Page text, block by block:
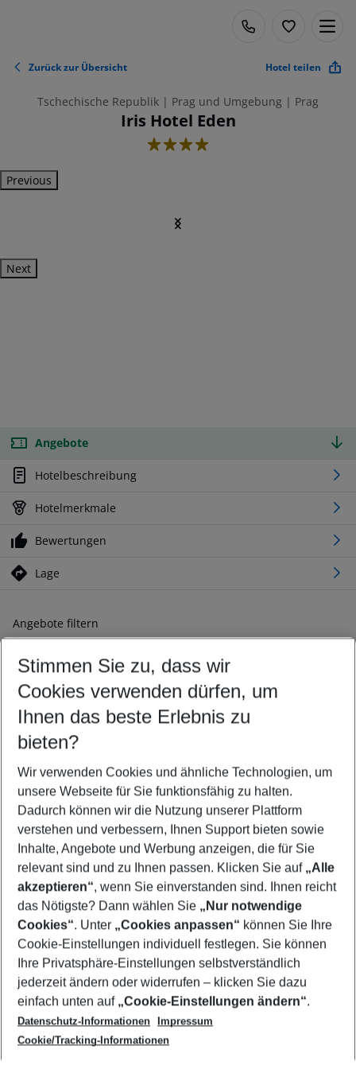
Zurück zur Übersicht Hotel teilen
Tschechische Republik | Prag und Umgebung | Prag
Iris Hotel Eden
4
Previous
Next
Angebote
Hotelbeschreibung
Hotelmerkmale
Bewertungen
Lage
Angebote filtern
Ändern Sie Ihre Kriterien nach Ihren Wünschen
Abflughafen wählen
Beliebiger Abflughafen
Reisezeitraum wählen
12.08.26– 10.08.27 5-8 Nächte
2 Erwachsene Keine Kinder
Mehr Filter anzeigen
Footer
Footer navigation
Über uns
AGB
Cookie-Einstellungen ändern
Cookie-Richtlinie
Datenschutz
Service & Hilfe
Barrierefreies Reisen
Check-in
Folgen Sie uns
Stimmen Sie zu, dass wir
Cookies verwenden dürfen, um
Ihnen das beste Erlebnis zu
bieten?
Wir verwenden Cookies und ähnliche Technologien, um
unsere Webseite für Sie funktionsfähig zu halten.
Dadurch können wir die Nutzung unserer Plattform
verstehen und verbessern, Ihnen Support bieten sowie
Inhalte, Angebote und Werbung anzeigen, die für Sie
relevant sind und zu Ihnen passen. Klicken Sie auf „Alle
akzeptieren“, wenn Sie einverstanden sind. Ihnen reicht
das Nötigste? Dann wählen Sie „Nur notwendige
Cookies“. Unter „Cookies anpassen“ können Sie Ihre
Cookie-Einstellungen individuell festlegen. Sie können
Ihre Privatsphäre-Einstellungen selbstverständlich
jederzeit ändern oder widerrufen – klicken Sie dazu
einfach unten auf „Cookie-Einstellungen ändern“.
Datenschutz-Informationen
Impressum
Cookie/Tracking-Informationen